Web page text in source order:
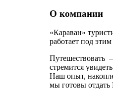
О компании
«Караван»
работает под
Путешествовать
стремится
Наш опыт,
мы готовы отдать